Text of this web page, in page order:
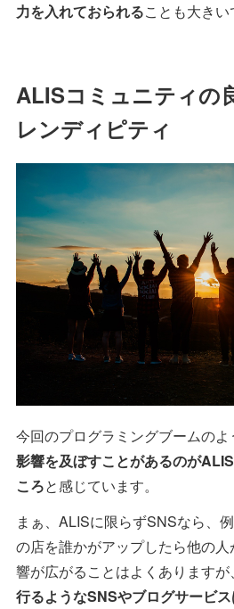
力を入れておられることも大きい
ALISコミュニティの
レンディピティ
今回のプログラミングブームのよ
影響を及ぼすことがあるのが
ころと感じています。
まぁ、ALISに限らずSNSなら、
の店を誰かがアップしたら他の
響が広がることはよくありますが、
行るようなSNSやブログサービ